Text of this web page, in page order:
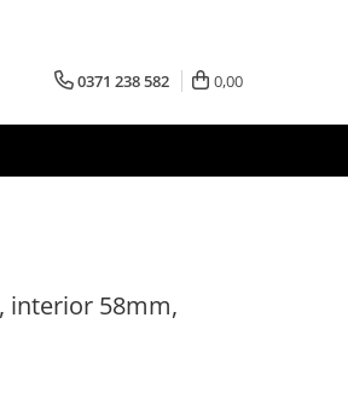
0371 238 582 0,00
interior 58mm,